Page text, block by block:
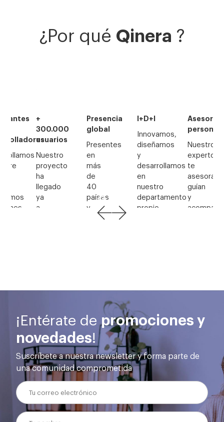
¿Por qué Qinera ?
Presencia
global
Presentes
en
más
de
40
países
y
I+D+I
Innovamos,
diseñamos
y
desarrollamos
en
nuestro
departamento
propio
Asesoramiento
Nuestros
expertos
te
asesoran,
guían
y
acompañan
a
Expertos
Somos
en
tecnología
de
apoyo,
¡Entérate depromociones y
novedades!
Suscríbete a nuestra newsletter y forma parte de
una comunidad comprometida